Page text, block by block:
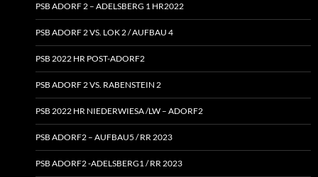
PSB ADORF 2 – ADELSBERG 1 HR2022
PSB ADORF 2 VS. LOK 2 / AUFBAU 4
PSB 2022 HR POST-ADORF2
PSB ADORF 2 VS. RABENSTEIN 2
PSB 2022 HR NIEDERWIESA /LW – ADORF2
PSB ADORF2 – AUFBAU5 / RR 2023
PSB ADORF2 ‑ADELSBERG1 / RR 2023